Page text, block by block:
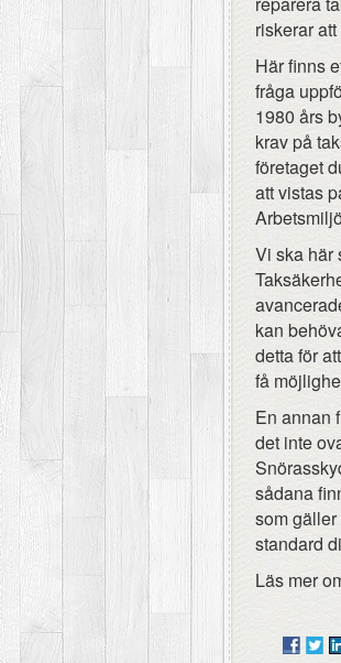
riskerar
Här finns
fråga
1980 års
krav på
företaget
att vistas
Vi ska här
kan
detta för
få
En annan
det inte
sådana
som
standard
Läs mer